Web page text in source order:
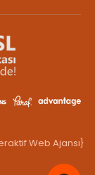
Web Ajansı}